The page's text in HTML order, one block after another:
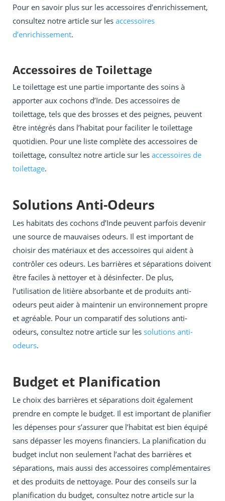
Pour en savoir plus sur les accessoires d’enrichissement,
consultez notre article sur les accessoires
d’enrichissement.
Accessoires de Toilettage
Le toilettage est une partie importante des soins à
apporter aux cochons d’Inde. Des accessoires de
toilettage, tels que des brosses et des peignes, peuvent
être intégrés dans l’habitat pour faciliter le toilettage
quotidien. Pour une liste complète des accessoires de
toilettage, consultez notre article sur les accessoires de
toilettage.
Solutions Anti-Odeurs
Les habitats des cochons d’Inde peuvent parfois devenir
une source de mauvaises odeurs. Il est important de
choisir des matériaux et des accessoires qui aident à
contrôler ces odeurs. Les barrières et séparations doivent
être faciles à nettoyer et à désinfecter. De plus,
l’utilisation de litière absorbante et de produits anti-
odeurs peut aider à maintenir un environnement propre
et agréable. Pour un comparatif des solutions anti-
odeurs, consultez notre article sur les solutions anti-
odeurs.
Budget et Planification
Le choix des barrières et séparations doit également
prendre en compte le budget. Il est important de planifier
les dépenses pour s’assurer que l’habitat est bien équipé
sans dépasser les moyens financiers. La planification du
budget inclut non seulement l’achat des barrières et
séparations, mais aussi des accessoires complémentaires
et des produits de nettoyage. Pour des conseils sur la
planification du budget, consultez notre article sur la